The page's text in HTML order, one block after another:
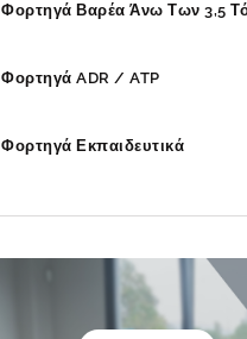
Φορτηγά Βαρέα Άνω Των 3,5
Φορτηγά ADR / ATP
Φορτηγά Εκπαιδευτικά